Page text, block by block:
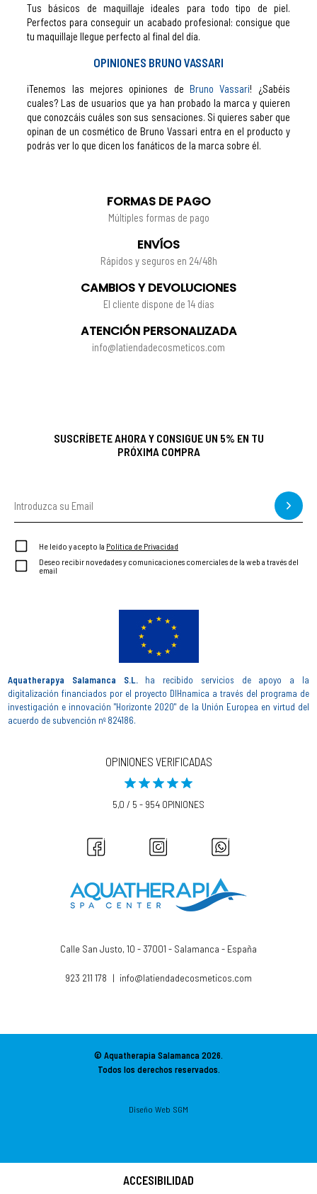
Tus básicos de maquillaje ideales para todo tipo de piel.
Perfectos para conseguir un acabado profesional: consigue que
tu maquillaje llegue perfecto al final del día.
OPINIONES BRUNO VASSARI
¡Tenemos las mejores opiniones deBruno Vassari! ¿Sabéis
cuales? Las de usuarios que ya han probado la marca y quieren
que conozcáis cuáles son sus sensaciones. Si quieres saber que
opinan de un cosmético de Bruno Vassari entra en el producto y
podrás ver lo que dicen los fanáticos de la marca sobre él.
FORMAS DE PAGO
Múltiples formas de pago
ENVÍOS
Rápidos y seguros en 24/48h
CAMBIOS Y DEVOLUCIONES
El cliente dispone de 14 días
ATENCIÓN PERSONALIZADA
info@latiendadecosmeticos.com
SUSCRÍBETE AHORA Y CONSIGUE UN 5% EN TU
PRÓXIMA COMPRA
He leído y acepto la Política de Privacidad
Deseo recibir novedades y comunicaciones comerciales de la web a través del
email
Aquatherapya Salamanca S.L. ha recibido servicios de apoyo a la
digitalización financiados por el proyecto DIHnamica a través del programa de
investigación e innovación "Horizonte 2020" de la Unión Europea en virtud del
acuerdo de subvención nº 824186.
OPINIONES VERIFICADAS
5,0 / 5 - 954 OPINIONES
Calle San Justo, 10 - 37001 - Salamanca - España
923 211 178 | info@latiendadecosmeticos.com
© Aquatherapia Salamanca2026.
Todos los derechos reservados.
Diseño Web SGM
ACCESIBILIDAD